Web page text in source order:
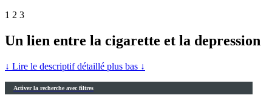
1 2 3
Un lien entre la cigarette et la depression
↓ Lire le descriptif détaillé plus bas ↓
Activer la recherche avec filtres